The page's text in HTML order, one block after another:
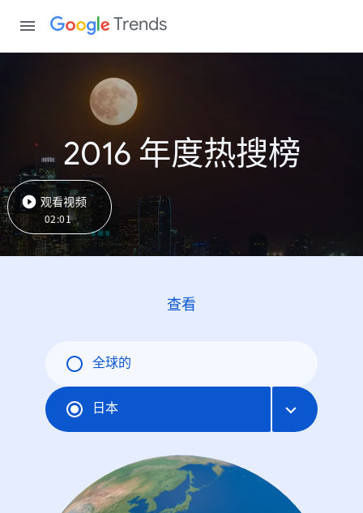
Trends
2016 年度热搜榜
观看视频
02:01
查看
全球的
日本